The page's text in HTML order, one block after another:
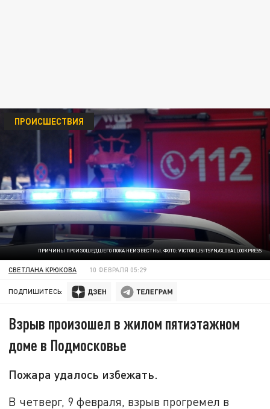
ПРИЧИНЫ ПРОИЗОШЕДШЕГО ПОКА НЕИЗВЕСТНЫ. ФОТО: VICTOR LISITSYN/GLOBALLOOKPRESS
ПРОИСШЕСТВИЯ
СВЕТЛАНА КРЮКОВА 10 ФЕВРАЛЯ 05:29
ПОДПИШИТЕСЬ:
Взрыв произошел в жилом пятиэтажном
доме в Подмосковье
Пожара удалось избежать.
В четверг, 9 февраля, взрыв прогремел в